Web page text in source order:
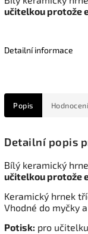
učitelkou protože
Detailní informace
Popis Hodnocení
Detailní popis
Bílý keramický
učitelkou protože
Keramický hrnek
Vhodné do myčky
Potisk: pro učitelku